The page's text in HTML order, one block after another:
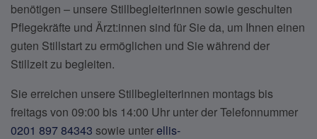
benötigen – unsere Stillbegleiterinnen sowie geschulten
Pflegekräfte und Ärzt:innen sind für Sie da, um Ihnen einen
guten Stillstart zu ermöglichen und Sie während der
Stillzeit zu begleiten.
Sie erreichen unsere Stillbegleiterinnen montags bis
freitags von 09:00 bis 14:00 Uhr unter der Telefonnummer
0201 897 84343 sowie unterellis-